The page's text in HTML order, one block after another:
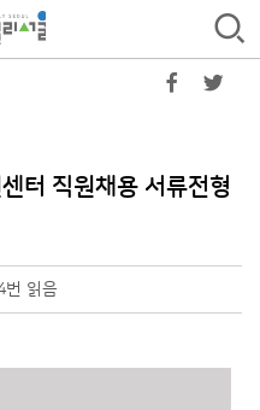
터 직원채용 서류전형
읽음